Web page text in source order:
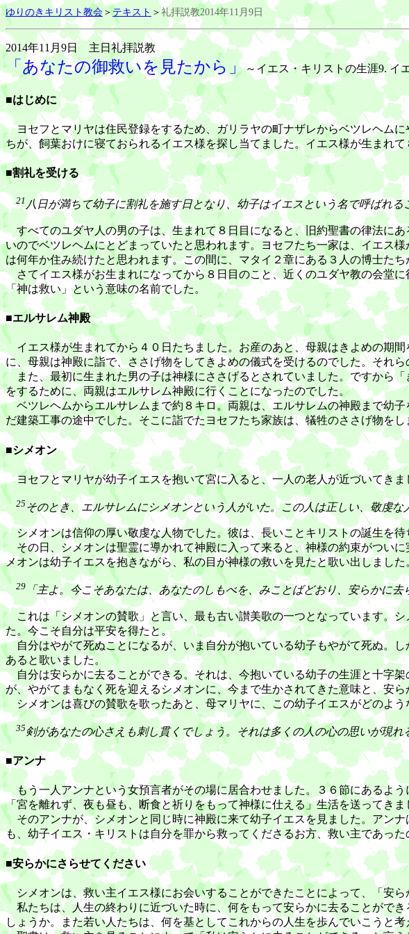
ゆりのきキリスト教会＞テキスト ＞礼拝説教2014年11月9日
2014年11月9日 主日礼拝説教
「あなたの御救いを見たから」～イエス・キリストの生涯9. イ
■はじめに
ヨセフとマリヤは住民登録をするため、ガリラヤの町ナザレからベツレヘム
ちが、飼葉おけに寝ておられるイエス様を探し当てました。イエス様が生まれ
■割礼を受ける
21八日が満ちて幼子に割礼を施す日となり、幼子はイエスという名で呼ばれ
すべてのユダヤ人の男の子は、生まれて８日目になると、旧約聖書の律法に
いのでベツレヘムにとどまっていたと思われます。ヨセフたち一家は、イエス
は何年か住み続けたと思われます。この間に、マタイ２章にある３人の博士た
さてイエス様がお生まれになってから８日目のこと、近くのユダヤ教の会堂
「神は救い」という意味の名前でした。
■エルサレム神殿
イエス様が生まれてから４０日たちました。お産のあと、母親はきよめの期
に、母親は神殿に詣で、ささげ物をしてきよめの儀式を受けるのでした。それ
また、最初に生まれた男の子は神様にささげるとされていました。ですから
をするために、両親はエルサレム神殿に行くことになったのでした。
ベツレヘムからエルサレムまで約８キロ。両親は、エルサレムの神殿まで幼
だ建築工事の途中でした。そこに詣でたヨセフたち家族は、犠牲のささげ物をし
■シメオン
ヨセフとマリヤが幼子イエスを抱いて宮に入ると、一人の老人が近づいてきま
25 そのとき、エルサレムにシメオンという人がいた。この人は正しい、敬虔
シメオンは信仰の厚い敬虔な人物でした。彼は、長いことキリストの誕生を
その日、シメオンは聖霊に導かれて神殿に入って来ると、神様の約束がつい
メオンは幼子イエスを抱きながら、私の目が神様の救いを見たと歌い出しました
29 「主よ。今こそあなたは、あなたのしもべを、みことばどおり、安らかに去
これは「シメオンの賛歌」と言い、最も古い讃美歌の一つとなっています。
た。今こそ自分は平安を得たと。
自分はやがて死ぬことになるが、いま自分が抱いている幼子もやがて死ぬ。
あると歌いました。
自分は安らかに去ることができる。それは、今抱いている幼子の生涯と十字
が、やがてまもなく死を迎えるシメオンに、今まで生かされてきた意味と、安
シメオンは喜びの賛歌を歌ったあと、母マリヤに、この幼子イエスがどのよ
35 剣があなたの心さえも刺し貫くでしょう。それは多くの人の心の思いが現れ
■アンナ
もう一人アンナという女預言者がその場に居合わせました。３６節にあるよ
「宮を離れず、夜も昼も、断食と祈りをもって神様に仕える」生活を送ってきま
そのアンナが、シメオンと同じ時に神殿に来て幼子イエスを見ました。アン
も、幼子イエス・キリストは自分を罪から救ってくださるお方、救い主であった
■安らかにさらせてください
シメオンは、救い主イエス様にお会いすることができたことによって、「安
私たちは、人生の終わりに近づいた時に、何をもって安らかに去ることがで
しょうか。また若い人たちは、何を基としてこれからの人生を歩んでいこうと